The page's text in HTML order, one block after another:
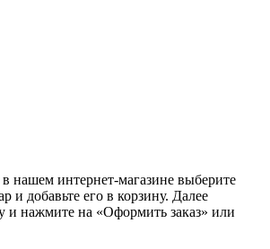
нашем интернет-магазине выберите
и добавьте его в корзину. Далее
и нажмите на «Оформить заказ» или